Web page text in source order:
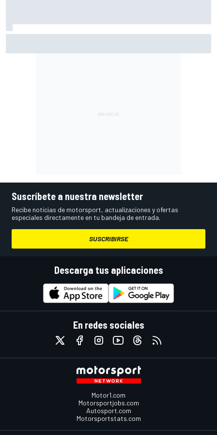
Suscríbete a nuestra newsletter
Recibe noticias de motorsport, actualizaciones y ofertas
especiales directamente en tu bandeja de entrada.
SUSCRIBIRSE
Descarga tus aplicaciones
En redes sociales
Motor1.com
Motorsportjobs.com
Autosport.com
Motorsportstats.com